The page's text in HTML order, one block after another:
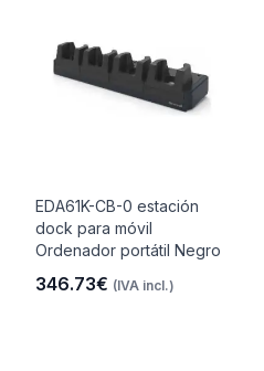
EDA61K-CB-0 estación
dock para móvil
Ordenador portátil Negro
346.73€ (IVA incl.)